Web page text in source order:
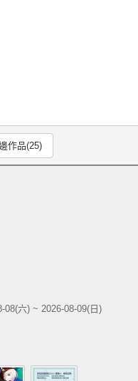
作品(25)
08(六) ~ 2026-08-09(日)